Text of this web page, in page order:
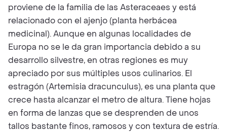
proviene de la familia de las Asteraceaes y está
relacionado con el ajenjo (planta herbácea
medicinal). Aunque en algunas localidades de
Europa no se le da gran importancia debido a su
desarrollo silvestre, en otras regiones es muy
apreciado por sus múltiples usos culinarios. El
estragón (Artemisia dracunculus), es una planta que
crece hasta alcanzar el metro de altura. Tiene hojas
en forma de lanzas que se desprenden de unos
tallos bastante finos, ramosos y con textura de estría.